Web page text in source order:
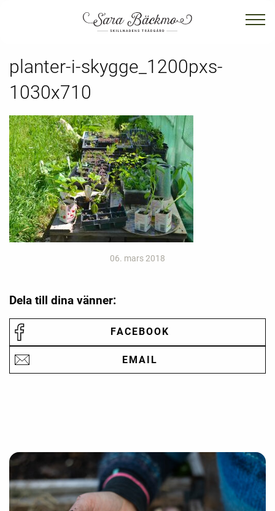
planter-i-skygge_1200pxs-
1030x710
06. mars 2018
Dela till dina vänner:
FACEBOOK
EMAIL